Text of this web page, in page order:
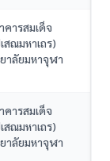
คารสมเด็จ
ณมหาเถร)
าลัยมหาจุฬา
คารสมเด็จ
ณมหาเถร)
าลัยมหาจุฬา